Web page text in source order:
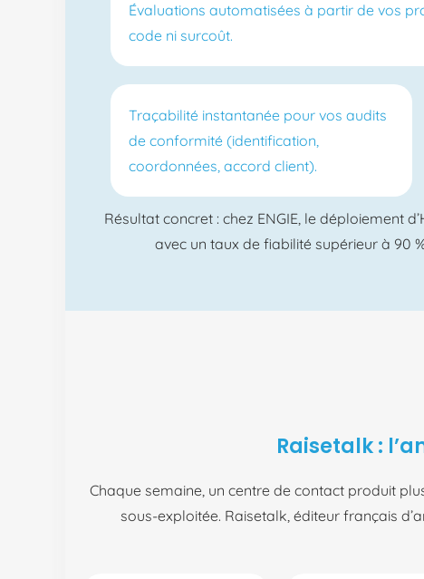
Évaluations automatisées à partir de vos
code ni surcoût.
Traçabilité instantanée pour vos audits
de conformité (identification,
coordonnées, accord client).
Résultat concret : chez ENGIE, le déploiement
avec un taux de fiabilité supérieur à 90
Raisetalk :
Chaque semaine, un centre de contact produit
sous-exploitée. Raisetalk, éditeur français